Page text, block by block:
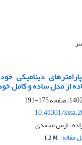
پارامترهای دینامیکی
از مدل ساده و کامل
175-191
10.48301/
آرش محمدی
مقاله 1.2 M